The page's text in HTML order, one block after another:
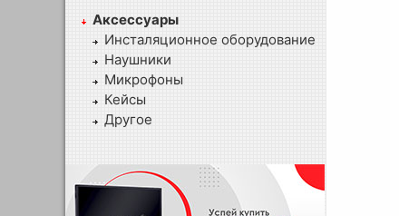
Аксессуары
Инсталяционное оборудование
Наушники
Микрофоны
Кейсы
Другое